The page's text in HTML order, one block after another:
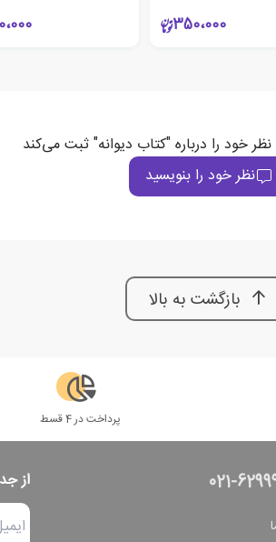
350،000
خود را درباره "کتاب دیوانه" ثبت می‌کند
نظر خود را بنویسید
بازگشت به بالا
پرداخت در 4 قسط
021- از